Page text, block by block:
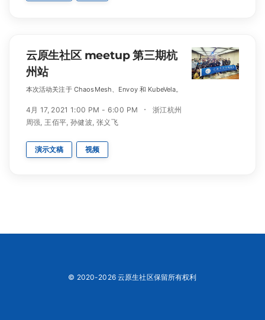
云原生社区 meetup 第三期杭
州站
本次活动关注于 ChaosMesh、Envoy 和 KubeVela。
4月 17, 2021 1:00 PM - 6:00 PM
浙江杭州
周强, 王佰平,孙健波, 张义飞
演示文稿 视频
© 2020-2026 云原生社区保留所有权利